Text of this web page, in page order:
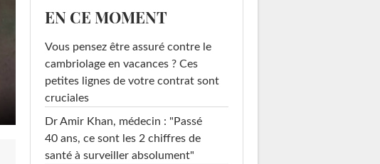
EN CE MOMENT
Vous pensez être assuré contre le
cambriolage en vacances ? Ces
petites lignes de votre contrat sont
cruciales
Dr Amir Khan, médecin : "Passé
40 ans, ce sont les 2 chiffres de
santé à surveiller absolument"